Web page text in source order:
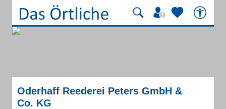
Oderhaff Reederei Peters GmbH &
Co. KG